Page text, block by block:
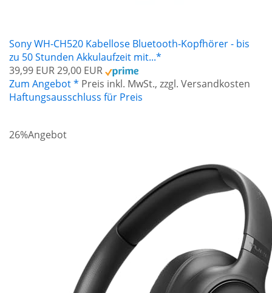
Sony WH-CH520 Kabellose Bluetooth-Kopfhörer - bis
zu 50 Stunden Akkulaufzeit mit...*
39,99 EUR29,00 EUR
Zum Angebot * Preis inkl. MwSt., zzgl. Versandkosten
Haftungsausschluss für Preis
26%Angebot